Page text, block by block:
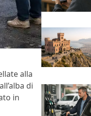
alla
di
in